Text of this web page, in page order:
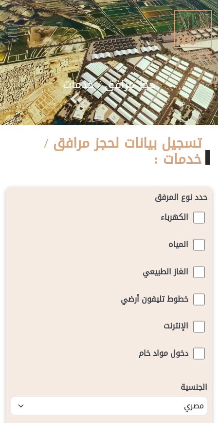
حجز مرافق / خدمات
تسجيل بيانات لحجز مرافق /
خدمات :
حدد نوع المرفق
الكهرباء
المياه
الغاز الطبيعي
خطوط تليفون أرضي
الإنترنت
دخول مواد خام
الجنسية